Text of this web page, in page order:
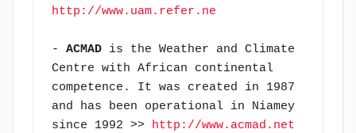
http://www.uam.refer.ne
- ACMAD is the Weather and Climate
Centre with African continental
competence. It was created in 1987
and has been operational in Niamey
since 1992 >> http://www.acmad.net